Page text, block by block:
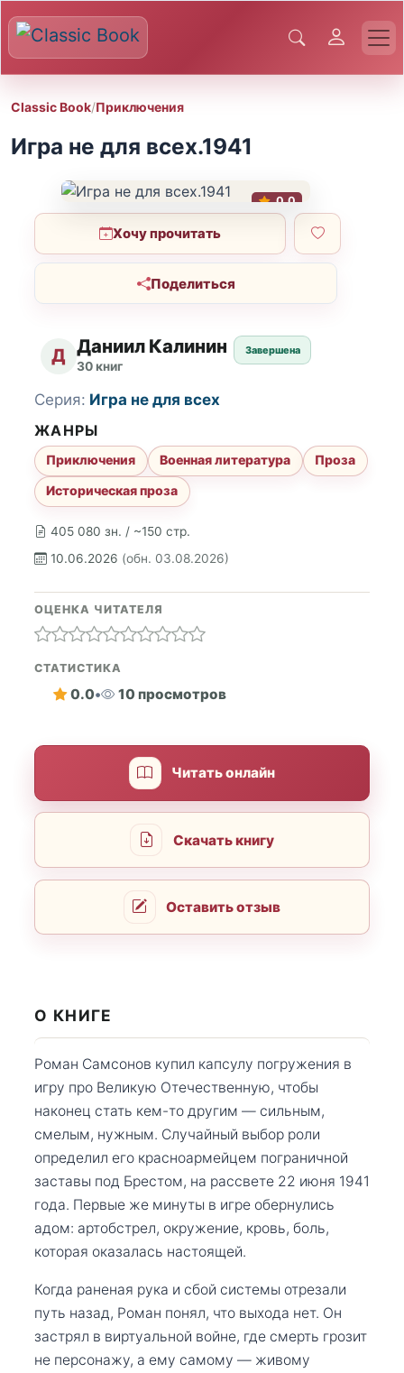
Classic Book/Приключения
Игра не для всех.1941
0.0
Хочу прочитать
Поделиться
Д Даниил Калинин
30 книг
Завершена
405 080 зн. / ~150 стр.
10.06.2026 (обн. 03.08.2026)
Серия: Игра не для всех
ЖАНРЫ
Приключения Военная литература
Проза
Историческая проза
ОЦЕНКА ЧИТАТЕЛЯ
СТАТИСТИКА
0.0• 10 просмотров
Читать онлайн
Скачать книгу
Оставить отзыв
О КНИГЕ
Роман Самсонов купил капсулу погружения в
игру про Великую Отечественную, чтобы
наконец стать кем-то другим — сильным,
смелым, нужным. Случайный выбор роли
определил его красноармейцем пограничной
заставы под Брестом, на рассвете 22 июня 1941
года. Первые же минуты в игре обернулись
адом: артобстрел, окружение, кровь, боль,
которая оказалась настоящей.
Когда раненая рука и сбой системы отрезали
путь назад, Роман понял, что выхода нет. Он
застрял в виртуальной войне, где смерть грозит
не персонажу, а ему самому — живому